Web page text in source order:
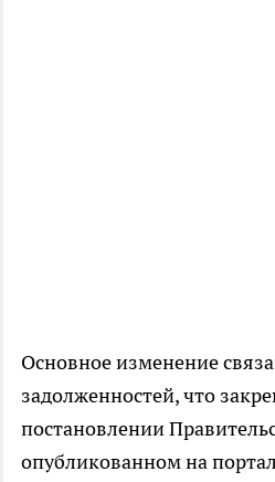
Основное изменение
задолженностей, что
постановлении
опубликованном на